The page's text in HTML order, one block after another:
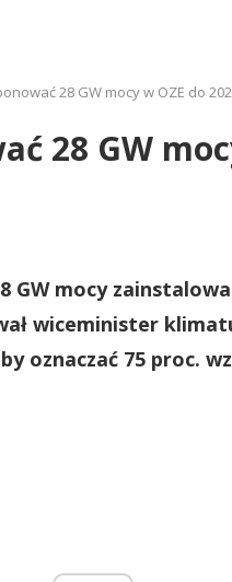
28 GW mocy w OZE do
28 GW
GW mocy
wiceminister
oznaczać 75 proc.